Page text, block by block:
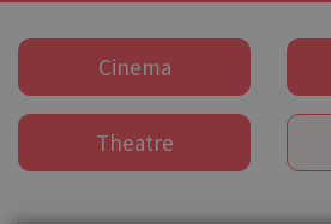
DRINK
Cinema
Theatre